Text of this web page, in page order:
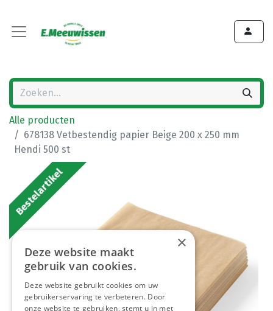
Alle producten
678138 Vetbestendig papier Beige 200 x 250 mm
Hendi 500 st
Bestelartikel
×
Deze website maakt
gebruik van cookies.
Deze website gebruikt cookies om uw
gebruikerservaring te verbeteren. Door
onze website te gebruiken, stemt u in met